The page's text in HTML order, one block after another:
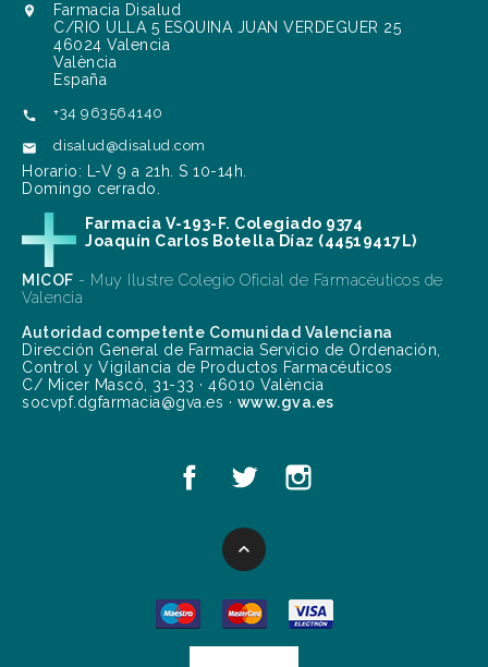

Farmacia Disalud
C/RIO ULLA 5 ESQUINA JUAN VERDEGUER 25
46024 Valencia
València
España
 +34 963564140
 disalud@disalud.com
Horario: L-V 9 a 21h. S 10-14h.
Domingo cerrado.
Farmacia V-193-F. Colegiado 9374
Joaquín Carlos Botella Díaz (44519417L)
MICOF - Muy Ilustre Colegio Oficial de Farmacéuticos de
Valencia
Autoridad competente Comunidad Valenciana
Dirección General de Farmacia Servicio de Ordenación,
Control y Vigilancia de Productos Farmacéuticos
C/ Micer Mascó, 31-33 · 46010 València
socvpf.dgfarmacia@gva.es · www.gva.es
